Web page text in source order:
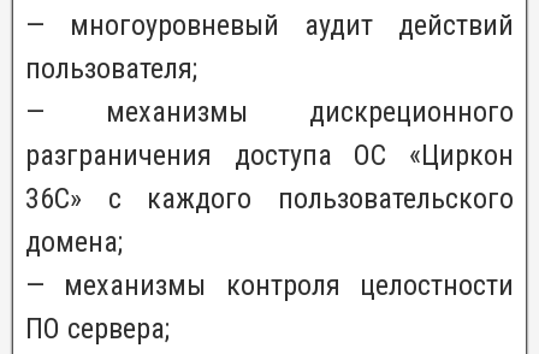
— многоуровневый аудит действий
пользователя;
— механизмы дискреционного
разграничения доступа ОС «Циркон
36С» с каждого пользовательского
домена;
— механизмы контроля целостности
ПО сервера;